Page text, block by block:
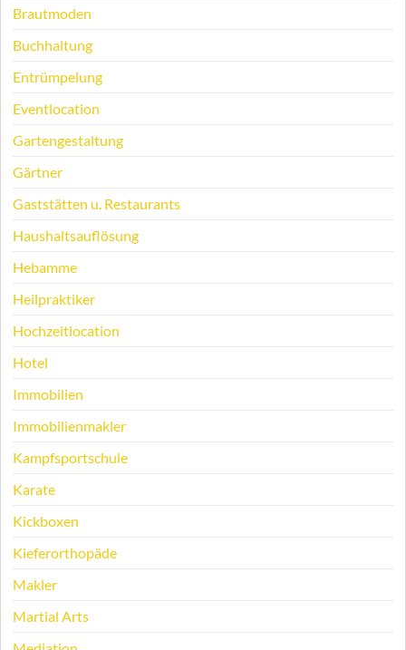
Brautmoden
Buchhaltung
Entrümpelung
Eventlocation
Gartengestaltung
Gärtner
Gaststätten u. Restaurants
Haushaltsauflösung
Hebamme
Heilpraktiker
Hochzeitlocation
Hotel
Immobilien
Immobilienmakler
Kampfsportschule
Karate
Kickboxen
Kieferorthopäde
Makler
Martial Arts